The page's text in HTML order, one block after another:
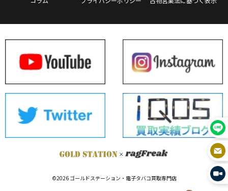
©2026 ゴールドステーション・電子タバコ買取専門店